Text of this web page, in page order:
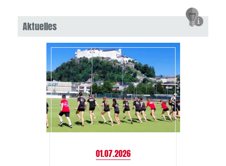
Aktuelles
01.07.2026